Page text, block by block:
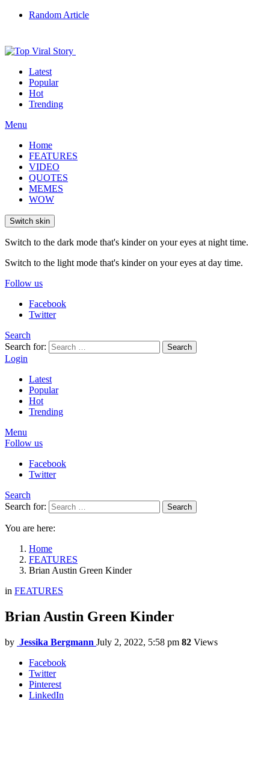
Random Article
Latest
Popular
Hot
Trending
Menu
Home
FEATURES
VIDEO
QUOTES
MEMES
WOW
Switch skin
Switch to the dark mode that's kinder on your eyes at night time.
Switch to the light mode that's kinder on your eyes at day time.
Follow us
Facebook
Twitter
Search
Search for:
Search
Login
Latest
Popular
Hot
Trending
Menu
Follow us
Facebook
Twitter
Search
Search for:
Search
You are here:
Home
FEATURES
Brian Austin Green Kinder
in FEATURES
Brian Austin Green Kinder
by Jessika Bergmann July 2, 2022, 5:58 pm 82 Views
Facebook
Twitter
Pinterest
LinkedIn